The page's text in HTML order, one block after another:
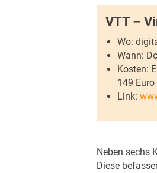
VTT –
Wo:
Wann:
Kosten:
149
Link:
Neben sechs
Diese